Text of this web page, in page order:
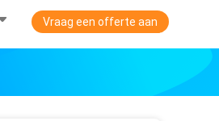
Vraag een offerte aan